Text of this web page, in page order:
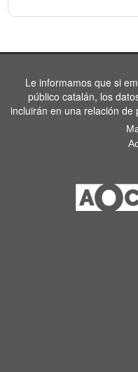
Le informamos que si
público catalán, los
incluirán en una relación de